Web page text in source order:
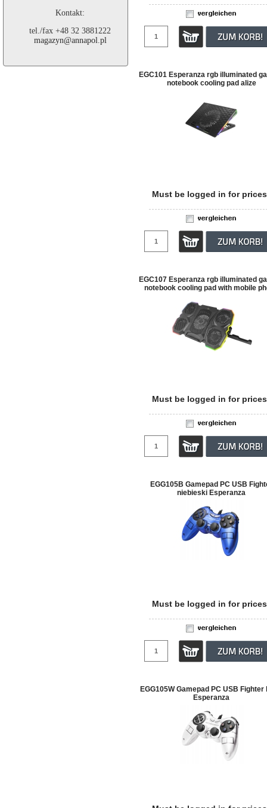
Kontakt:
tel./fax +48 32 3881222
magazyn@annapol.pl
EGC101 Esperanza rgb illuminated
notebook cooling pad alize
Must be logged in for
EGC107 Esperanza rgb illuminated
notebook cooling pad with mobile
Must be logged in for
EGG105B Gamepad PC USB
niebieski Esperanza
Must be logged in for
EGG105W Gamepad PC USB Fighter
Esperanza